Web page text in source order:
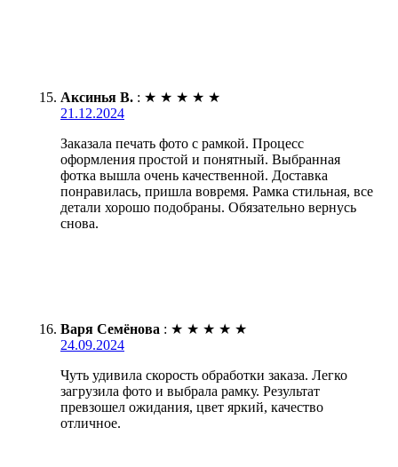
Аксинья В. : ★ ★ ★ ★ ★
21.12.2024
Заказала печать фото с рамкой. Процесс
оформления простой и понятный. Выбранная
фотка вышла очень качественной. Доставка
понравилась, пришла вовремя. Рамка стильная, все
детали хорошо подобраны. Обязательно вернусь
снова.
Варя Семёнова : ★ ★ ★ ★ ★
24.09.2024
Чуть удивила скорость обработки заказа. Легко
загрузила фото и выбрала рамку. Результат
превзошел ожидания, цвет яркий, качество
отличное.